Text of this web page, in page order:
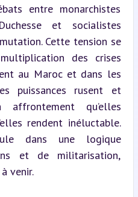
entre monarchistes
et socialistes
Cette tension se
des crises
au Maroc et dans les
puissances rusent et
qu’elles
rendent inéluctable.
dans une logique
et de militarisation,
venir.